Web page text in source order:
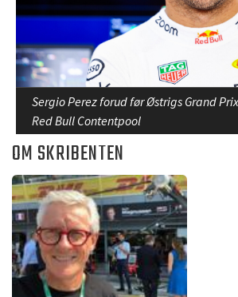
Sergio Perez forud før Østrigs Grand
Red Bull Contentpool
OM SKRIBENTEN